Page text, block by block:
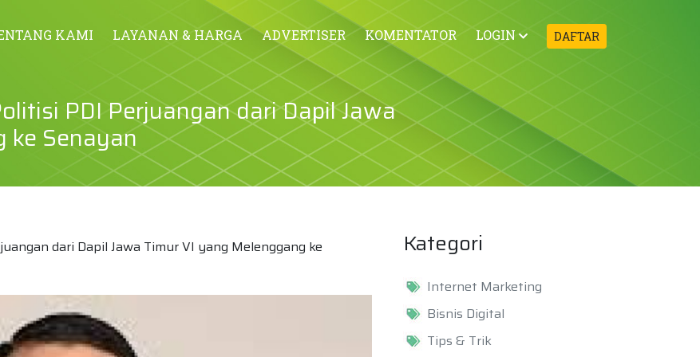
KAMI LAYANAN & HARGA ADVERTISER KOMENTATOR LOGIN DAFTAR
PDI Perjuangan dari Dapil Jawa
ke Senayan
dari Dapil Jawa Timur VI yang Melenggang ke
Kategori
Internet Marketing
Bisnis Digital
Tips & Trik